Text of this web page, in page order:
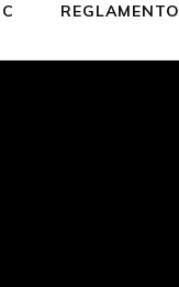
REGLAMENTO